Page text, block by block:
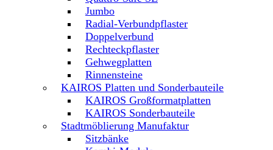
Jumbo
Radial-Verbundpflaster
Doppelverbund
Rechteckpflaster
Gehwegplatten
Rinnensteine
KAIROS Platten und Sonderbauteile
KAIROS Großformatplatten
KAIROS Sonderbauteile
Stadtmöblierung Manufaktur
Sitzbänke